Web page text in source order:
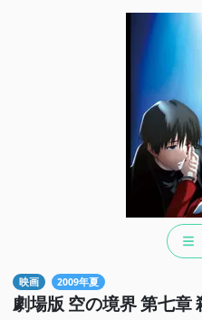
映画 2009年夏
劇場版 空の境界 第七章